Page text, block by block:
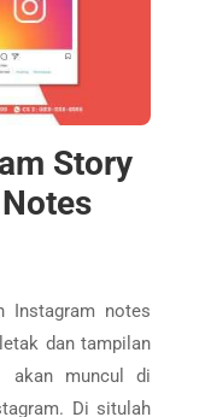
Story
Instagram notes
dan tampilan
akan muncul di
Di situlah